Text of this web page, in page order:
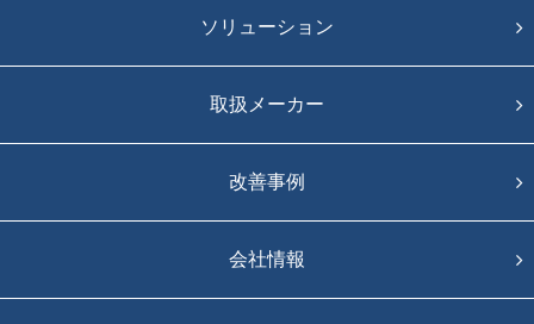
ソリューション
取扱メーカー
改善事例
会社情報